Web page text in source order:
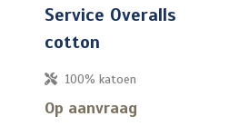
Service Overalls
cotton
100% katoen
Op aanvraag